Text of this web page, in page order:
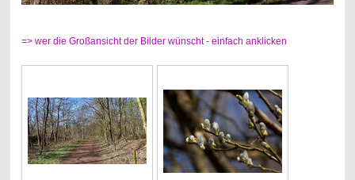
=> wer die Großansicht der Bilder wünscht - einfach anklicken